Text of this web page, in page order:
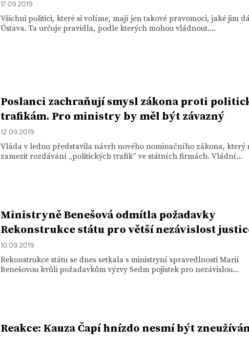
17. 09. 2019
Všichni politici, které si volíme, mají jen takové pravomoci, jaké jim
Ústava. Ta určuje pravidla, podle kterých mohou vládnout....
Poslanci zachraňují smysl zákona proti
trafikám. Pro ministry by měl být závazný
12. 09. 2019
Vláda v lednu představila návrh nového nominačního zákona, který
zamezit rozdávání „politických trafik” ve státních firmách. Vládní...
Ministryně Benešová odmítla požadavky
Rekonstrukce státu pro větší nezávislost
10. 09. 2019
Rekonstrukce státu se dnes setkala s ministryní spravedlnosti Marií
Benešovou kvůli požadavkům výzvy Sedm pojistek pro nezávislou...
Reakce: Kauza Čapí hnízdo nesmí být